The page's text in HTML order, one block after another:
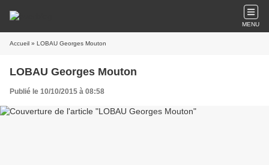
MENU
Accueil » LOBAU Georges Mouton
LOBAU Georges Mouton
Publié le 10/10/2015 à 08:58